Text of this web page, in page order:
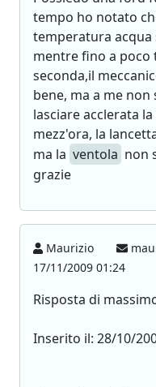
tempo ho notato
temperatura acqua
mentre fino a poco
seconda,il
bene, ma a me
lasciare acclerata
mezz'ora, la
ma la ventola non
grazie
Maurizio
17/11/2009 01:24
Risposta di
Inserito il: 28/10/